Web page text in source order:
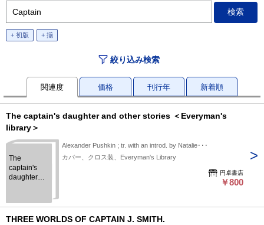
+ 初版 + 揃
絞り込み検索
関連度 価格 刊行年 新着順
The captain's daughter and other stories ＜Everyman's
library＞
The
captain's
daughter
Everyman's
library＞
Alexander Pushkin ; tr. with an introd. by Natalie･･･
カバー、クロス装、Everyman's Library
円卓書店
￥800
THREE WORLDS OF CAPTAIN J. SMITH.